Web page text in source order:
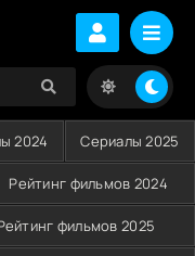
2024 Сериалы 2025
Рейтинг фильмов 2024
фильмов 2025